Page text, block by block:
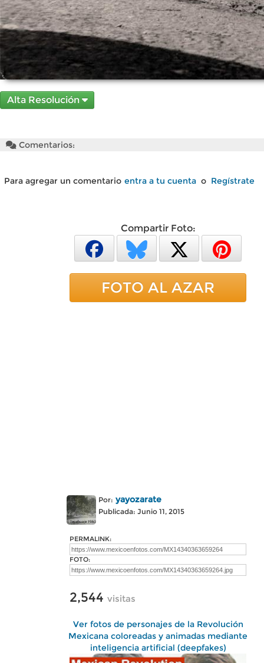
Alta Resolución
Comentarios:
Para agregar un comentario entra a tu cuenta o Regístrate
Compartir Foto:
FOTO AL AZAR
Por: yayozarate
Publicada: Junio 11, 2015
PERMALINK:
FOTO:
2,544 visitas
Ver fotos de personajes de la Revolución
Mexicana coloreadas y animadas mediante
inteligencia artificial (deepfakes)